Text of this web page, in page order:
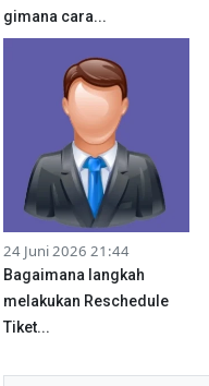
gimana cara...
24 Juni 2026 21:44
Bagaimana langkah
melakukan Reschedule
Tiket...